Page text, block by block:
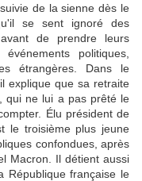
de la sienne dès le
se sent ignoré des
de prendre leurs
politiques,
étrangères. Dans le
explique que sa retraite
qui ne lui a pas prêté le
Élu président de
le troisième plus jeune
confondues, après
Macron. Il détient aussi
République française le